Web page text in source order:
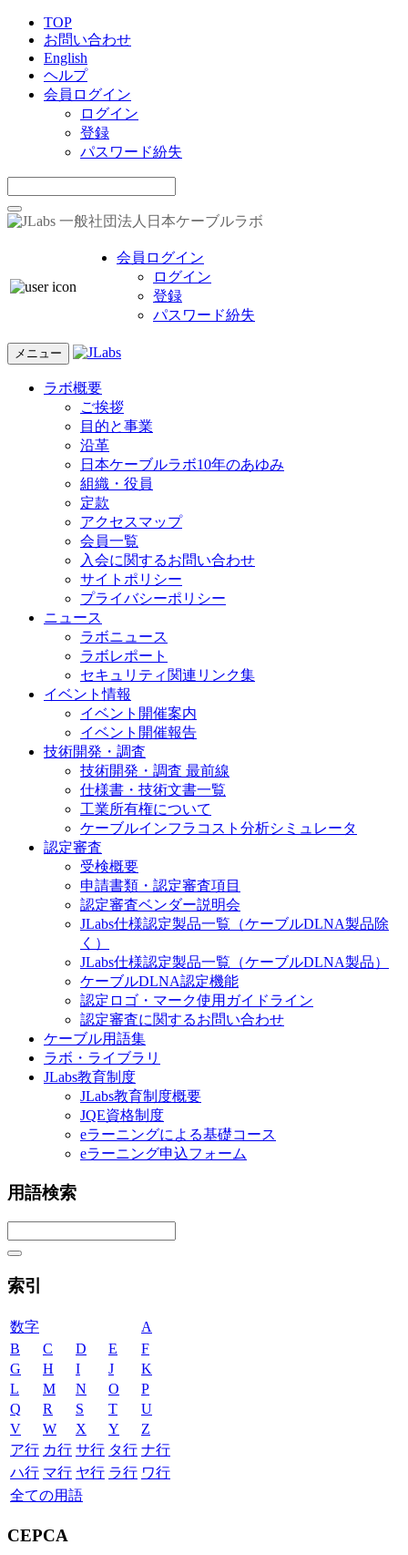
TOP
お問い合わせ
English
ヘルプ
会員ログイン
ログイン
登録
パスワード紛失
一般社団法人日本ケーブルラボ
会員ログイン
ログイン
登録
パスワード紛失
メニュー
ラボ概要
ご挨拶
目的と事業
沿革
日本ケーブルラボ10年のあゆみ
組織・役員
定款
アクセスマップ
会員一覧
入会に関するお問い合わせ
サイトポリシー
プライバシーポリシー
ニュース
ラボニュース
ラボレポート
セキュリティ関連リンク集
イベント情報
イベント開催案内
イベント開催報告
技術開発・調査
技術開発・調査 最前線
仕様書・技術文書一覧
工業所有権について
ケーブルインフラコスト分析シミュレータ
認定審査
受検概要
申請書類・認定審査項目
認定審査ベンダー説明会
JLabs仕様認定製品一覧（ケーブルDLNA製品除
く）
JLabs仕様認定製品一覧（ケーブルDLNA製品）
ケーブルDLNA認定機能
認定ロゴ・マーク使用ガイドライン
認定審査に関するお問い合わせ
ケーブル用語集
ラボ・ライブラリ
JLabs教育制度
JLabs教育制度概要
JQE資格制度
eラーニングによる基礎コース
eラーニング申込フォーム
用語検索
索引
数字
A
B
C D E
F
G
H I J
K
L
M N O
P
Q
R S T
U
V
W X Y
Z
ア行 カ行 サ行 タ行 ナ行
ハ行 マ行 ヤ行 ラ行 ワ行
全ての用語
CEPCA